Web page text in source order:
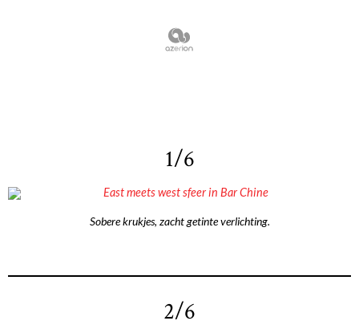
1/6
Sobere krukjes, zacht getinte verlichting.
2/6